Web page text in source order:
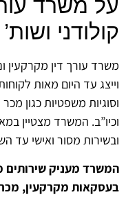
על משרד
קולודני ושות’
וייצג עד היום מאות
וסוגיות משפטיות כגון
וכיו”ב. המשרד מצטיין
ובשירות מסור ואישי עד
המשרד מעניק שירותים
בעסקאות מקרקעין, מכר